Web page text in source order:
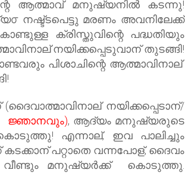
ആത്മാവ് മനുഷ്യനില്‍ കടന്നു!
നഷ്ട്ടപെട്ടു മരണം അവനിലേക്ക്‌
ക്രിസ്തുവിന്റെ പദ്ധതിയും
നയിക്കപ്പെടുവാന് തുടങ്ങി!
പിശാചിന്റെ ആത്മാവിനാല്
നയിക്കപ്പെടാന്/
ജ്ഞാനവും), ആദ്യം മനുഷ്യരുടെ
എന്നാല്, ഇവ പാലിച്ചും
പറ്റാതെ വന്നപോള്, ദൈവം
വീണ്ടും മനുഷ്യർക്ക് കൊടുത്തു.